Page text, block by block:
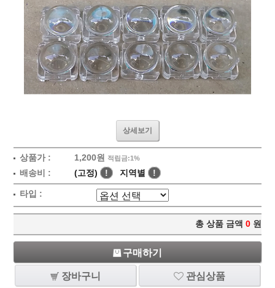
상세보기
상품가 : 1,200원 적립금:1%
배송비 : (고정) ! 지역별 !
타입 :
총 상품 금액 0 원
구매하기
장바구니 관심상품